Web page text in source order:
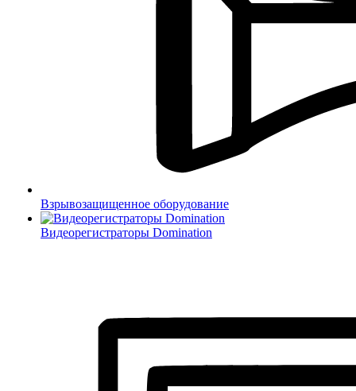
Взрывозащищенное оборудование
Видеорегистраторы Domination